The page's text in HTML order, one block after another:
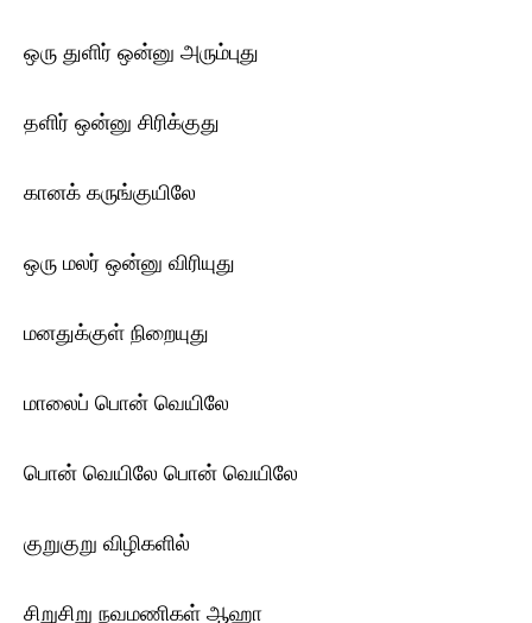
ஒரு துளிர் ஒன்னு அரும்புது
தளிர் ஒன்னு சிரிக்குது
கானக் கருங்குயிலே
ஒரு மலர் ஒன்னு விரியுது
மனதுக்குள் நிறையுது
மாலைப் பொன் வெயிலே
பொன் வெயிலே பொன் வெயிலே
குறுகுறு விழிகளில்
சிறுசிறு நவமணிகள் ஆஹா